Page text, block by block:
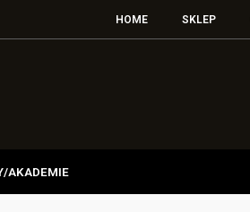
HOME SKLEP
AKADEMIE